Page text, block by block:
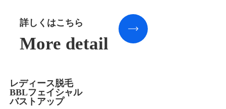
詳しくはこちら
More detail
レディース脱毛
BBLフェイシャル
バストアップ